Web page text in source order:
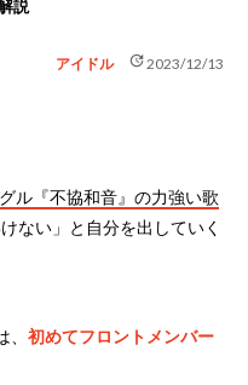
説
アイドル update2023/12/13
ル『不協和音』の力強い歌
ない」と自分を出していく
初めてフロントメンバー